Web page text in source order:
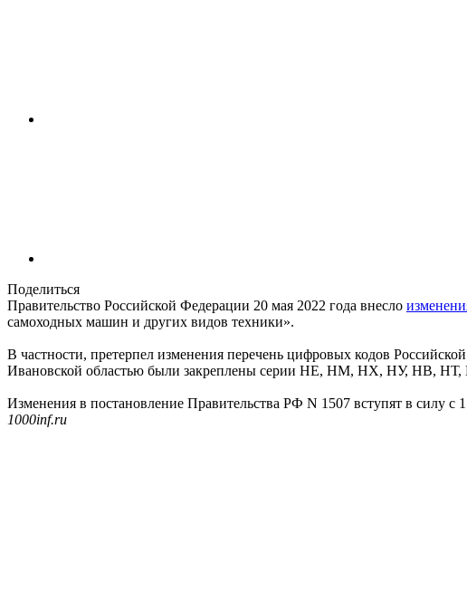
Поделиться
Правительство Российской Федерации 20 мая 2022 года внесло
самоходных машин и других видов техники».
В частности, претерпел изменения перечень цифровых кодов
Ивановской областью были закреплены серии НЕ, НМ, НХ, НУ, НВ,
Изменения в постановление Правительства РФ N 1507 вступят в силу с
1000inf.ru